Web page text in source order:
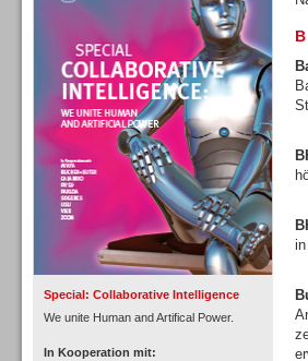
Special: Collaborative Intelligence
We unite Human and Artifical Power.
In Kooperation mit:
Personal
Inbound
B